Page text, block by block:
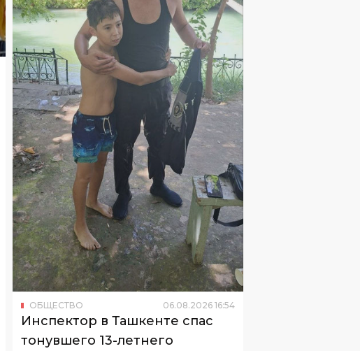
ОБЩЕСТВО 06.08.2026 16:54
Инспектор в Ташкенте спас
тонувшего 13-летнего